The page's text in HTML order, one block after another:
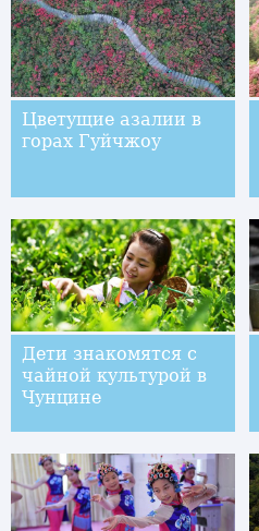
Цветущие азалии в
горах Гуйчжоу
Дети знакомятся с
чайной культурой в
Чунцине